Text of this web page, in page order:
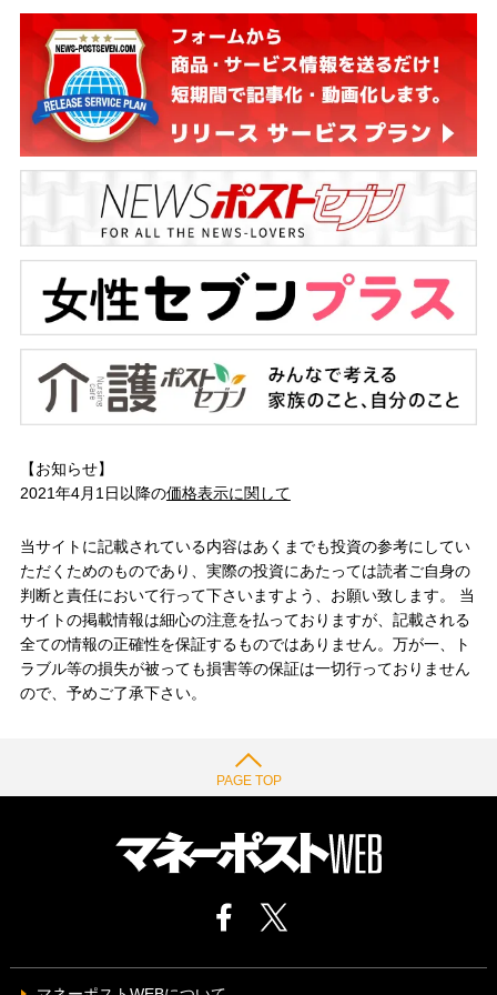
【お知らせ】
2021年4月1日以降の価格表示に関して
当サイトに記載されている内容はあくまでも投資の参考にしてい
ただくためのものであり、実際の投資にあたっては読者ご自身の
判断と責任において行って下さいますよう、お願い致します。 当
サイトの掲載情報は細心の注意を払っておりますが、記載される
全ての情報の正確性を保証するものではありません。万が一、ト
ラブル等の損失が被っても損害等の保証は一切行っておりません
ので、予めご了承下さい。
PAGE TOP